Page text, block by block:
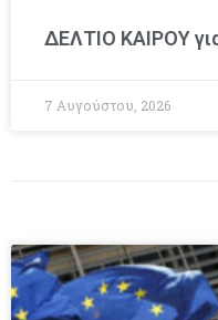
ΔΕΛΤΙΟ ΚΑΙΡΟΥ
7 Αυγούστου, 2026